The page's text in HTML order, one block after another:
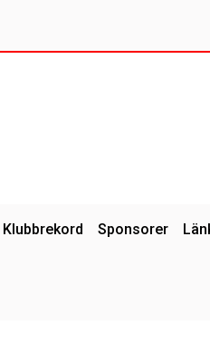
Klubbrekord Sponsorer